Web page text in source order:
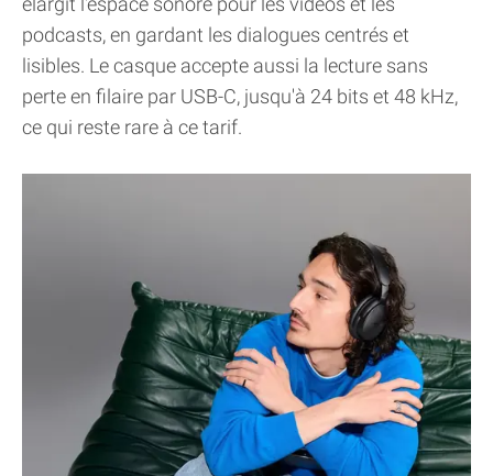
podcasts, en gardant les dialogues centrés et
lisibles. Le casque accepte aussi la lecture sans
perte en filaire par USB-C, jusqu'à 24 bits et 48 kHz,
ce qui reste rare à ce tarif.